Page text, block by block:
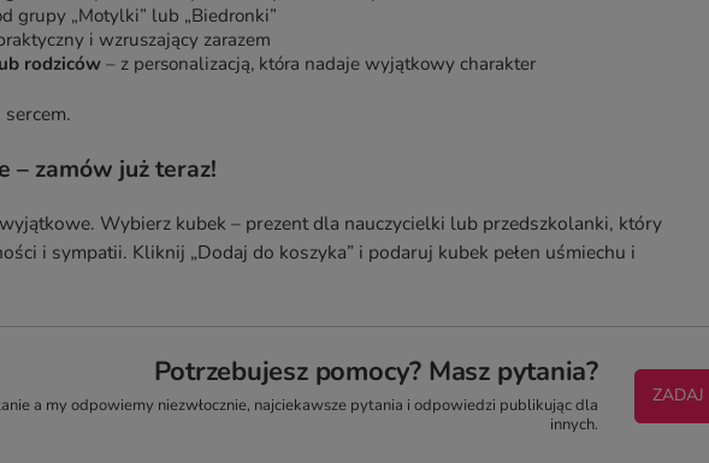
grupy „Motylki” lub „Biedronki”
i wzruszający zarazem
rodziców – z personalizacją, która nadaje wyjątkowy charakter
– zamów już teraz!
Wybierz kubek – prezent dla nauczycielki lub przedszkolanki, który
i sympatii. Kliknij „Dodaj do koszyka” i podaruj kubek pełen uśmiechu i
Potrzebujesz pomocy? Masz pytania?
a my odpowiemy niezwłocznie, najciekawsze pytania i odpowiedzi publikując dla
innych.
ZADAJ